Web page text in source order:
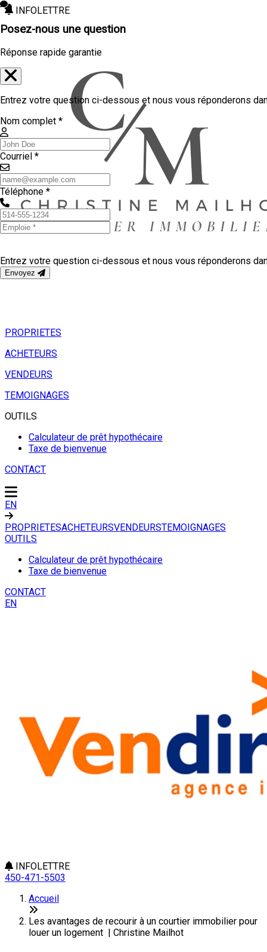
INFOLETTRE
PROPRIETES
ACHETEURS
VENDEURS
TEMOIGNAGES
OUTILS
Calculateur de prêt hypothécaire
Taxe de bienvenue
CONTACT
EN
PROPRIETESACHETEURSVENDEURSTEMOIGNAGES
OUTILS
Calculateur de prêt hypothécaire
Taxe de bienvenue
CONTACT
EN
INFOLETTRE
450-471-5503
Accueil
Les avantages de recourir à un courtier immobilier pour
louer un logement | Christine Mailhot
Posez-nous une question
Réponse rapide garantie
Entrez votre question ci-dessous et nous vous réponderons
Nom complet *
Courriel *
Téléphone *
Entrez votre question ci-dessous et nous vous réponderons
Envoyez